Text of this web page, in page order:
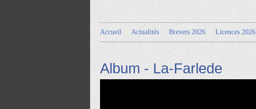
Accueil Actualités Brevets 2026 Licences 2026
Album - La-Farlede